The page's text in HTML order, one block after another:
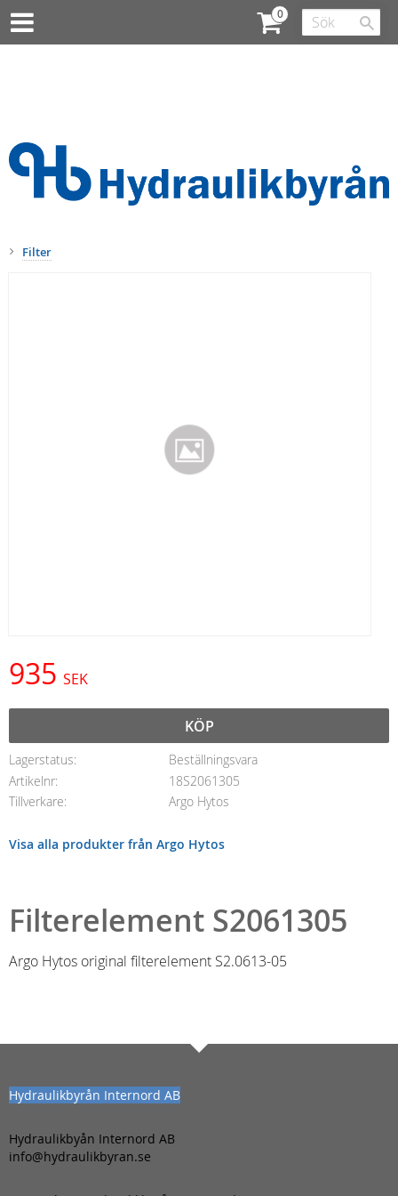
Filter
935 SEK
KÖP
Lagerstatus
Beställningsvara
Artikelnr
18S2061305
Tillverkare
Argo Hytos
Visa alla produkter från Argo Hytos
Filterelement S2061305
Argo Hytos original filterelement S2.0613-05
Hydraulikbyrån Internord AB
Hydraulikbyån Internord AB
info@hydraulikbyran.se